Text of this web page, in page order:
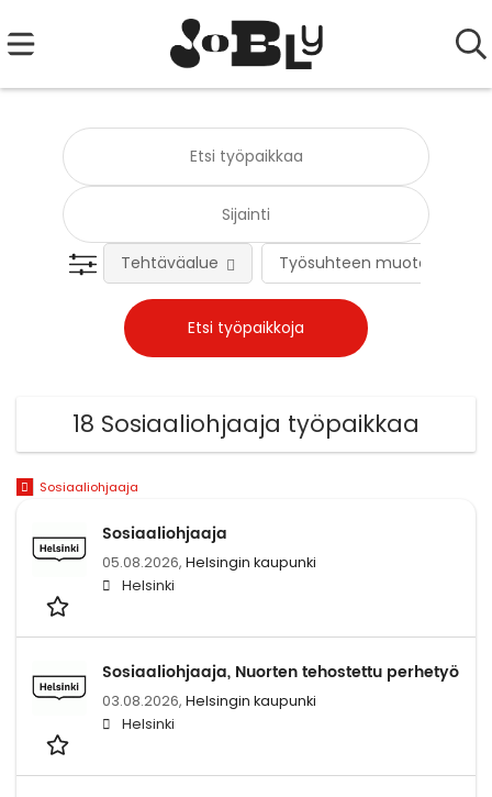
Työsuhteen muoto
Tehtäväalue
18 Sosiaaliohjaaja työpaikkaa
Sosiaaliohjaaja
Sosiaaliohjaaja
05.08.2026, Helsingin kaupunki
Helsinki
Sosiaaliohjaaja, Nuorten tehostettu perhetyö
03.08.2026, Helsingin kaupunki
Helsinki